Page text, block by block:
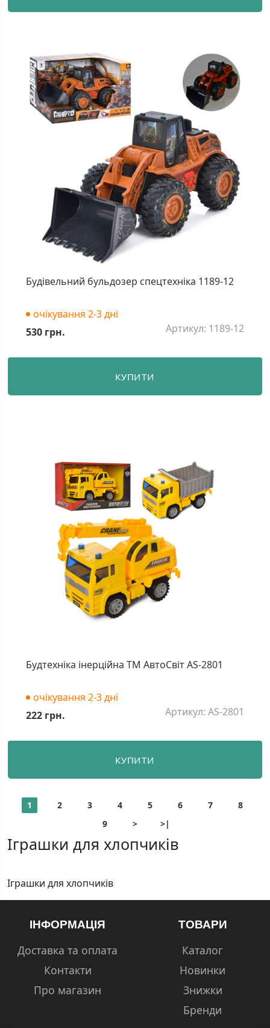
Будівельний бульдозер спецтехніка 1189-12
очікування 2-3 дні
Артикул: 1189-12
530 грн.
КУПИТИ
Будтехніка інерційна ТМ АвтоСвіт AS-2801
очікування 2-3 дні
Артикул: AS-2801
222 грн.
КУПИТИ
1 2 3 4 5 6 7
8
9
> >|
Іграшки для хлопчиків
Іграшки для хлопчиків
ІНФОРМАЦІЯ
Доставка та оплата
Контакти
Про магазин
ТОВАРИ
Каталог
Новинки
Знижки
Бренди